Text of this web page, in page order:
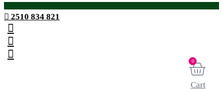
2510 834 821
0
Cart